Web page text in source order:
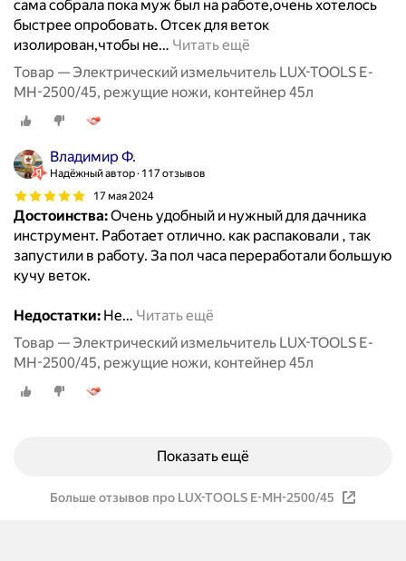
сама собрала пока муж был на работе,очень хотелось
быстрее опробовать. Отсек для веток
изолирован,чтобы не… Читать ещё
Товар — Электрический измельчитель LUX-TOOLS E-
MH-2500/45, режущие ножи, контейнер 45л
Владимир Ф.
Надёжный автор 117 отзывов
17 мая 2024
Достоинства:Очень удобный и нужный для дачника
инструмент. Работает отлично. как распаковали , так
запустили в работу. За пол часа переработали большую
кучу веток.
Недостатки: Не… Читать ещё
Товар — Электрический измельчитель LUX-TOOLS E-
MH-2500/45, режущие ножи, контейнер 45л
Показать ещё
Больше отзывов про LUX-TOOLS E-MH-2500/45